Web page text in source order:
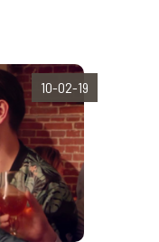
10-02-19